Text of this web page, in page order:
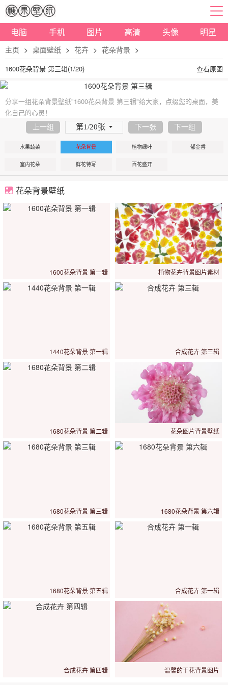
电脑 手机 图片 高清 头像 明星
主页 > 桌面壁纸 > 花卉 > 花朵背景 >
1600花朵背景 第三辑(1/20) 查看原图
分享一组花朵背景壁纸"1600花朵背景 第三辑"给大家，点缀您的桌面，美
化自己的心灵！
上一组 第1/20张 下一张 下一组
水果蔬菜 花朵背景 植物绿叶 郁金香
室内花朵 鲜花特写 百花盛开
花朵背景壁纸
1600花朵背景 第一辑 植物花卉背景图片素材
1440花朵背景 第一辑 合成花卉 第三辑
1680花朵背景 第二辑 花朵图片背景壁纸
1680花朵背景 第三辑 1680花朵背景 第六辑
1680花朵背景 第五辑 合成花卉 第一辑
合成花卉 第四辑 温馨的干花背景图片